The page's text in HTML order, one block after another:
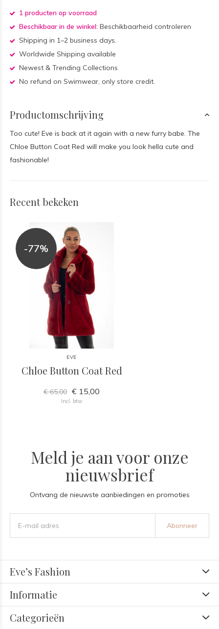
1 producten op voorraad
Beschikbaar in de winkel: Beschikbaarheid controleren
Shipping in 1–2 business days.
Worldwide Shipping available
Newest & Trending Collections
No refund on Swimwear, only store credit.
Productomschrijving
Too cute! Eve is back at it again with a new furry babe. The
Chloe Button Coat Red will make you look hella cute and
fashionable!
Recent bekeken
-77%
EVE
Chloe Button Coat Red
€ 65,00 € 15,00
Incl. btw
Meld je aan voor onze
nieuwsbrief
Ontvang de nieuwste aanbiedingen en promoties
Abonneer
Eve’s Fashion
Informatie
Categorieën